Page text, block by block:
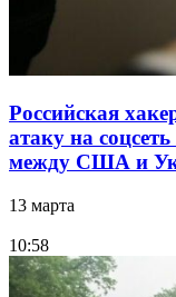
Российская
атаку на
между США и
13 марта
10:58